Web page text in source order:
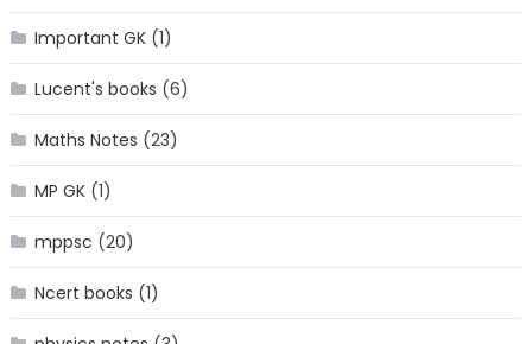
Important GK(1)
Lucent's books (6)
Maths Notes (23)
MP GK(1)
mppsc (20)
Ncert books (1)